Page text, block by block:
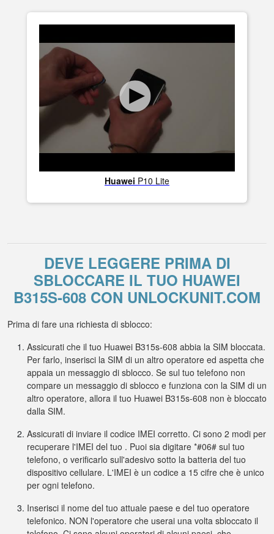
Huawei P10 Lite
DEVE LEGGERE PRIMA DI
SBLOCCARE IL TUO HUAWEI
B315S-608 CON UNLOCKUNIT.COM
Prima di fare una richiesta di sblocco:
Assicurati che il tuo Huawei B315s-608 abbia la SIM bloccata.
Per farlo, inserisci la SIM di un altro operatore ed aspetta che
appaia un messaggio di sblocco. Se sul tuo telefono non
compare un messaggio di sblocco e funziona con la SIM di un
altro operatore, allora il tuo Huawei B315s-608 non è bloccato
dalla SIM.
Assicurati di inviare il codice IMEI corretto. Ci sono 2 modi per
recuperare l'IMEI del tuo . Puoi sia digitare *#06# sul tuo
telefono, o verificarlo sull'adesivo sotto la batteria del tuo
dispositivo cellulare. L'IMEI è un codice a 15 cifre che è unico
per ogni telefono.
Inserisci il nome del tuo attuale paese e del tuo operatore
telefonico. NON l'operatore che userai una volta sbloccato il